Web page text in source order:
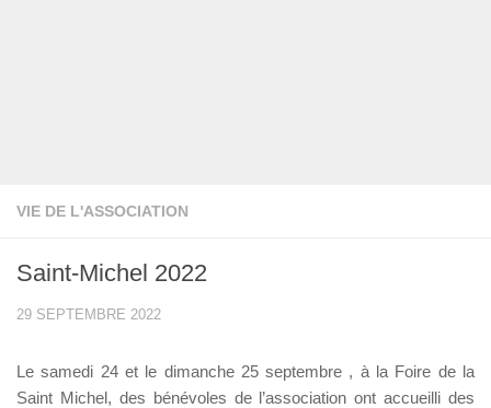
VIE DE L'ASSOCIATION
Saint-Michel 2022
29 SEPTEMBRE 2022
Le samedi 24 et le dimanche 25 septembre , à la Foire de la
Saint Michel, des bénévoles de l’association ont accueilli des